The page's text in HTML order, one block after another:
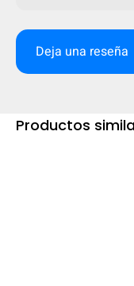
Deja una reseña
Productos